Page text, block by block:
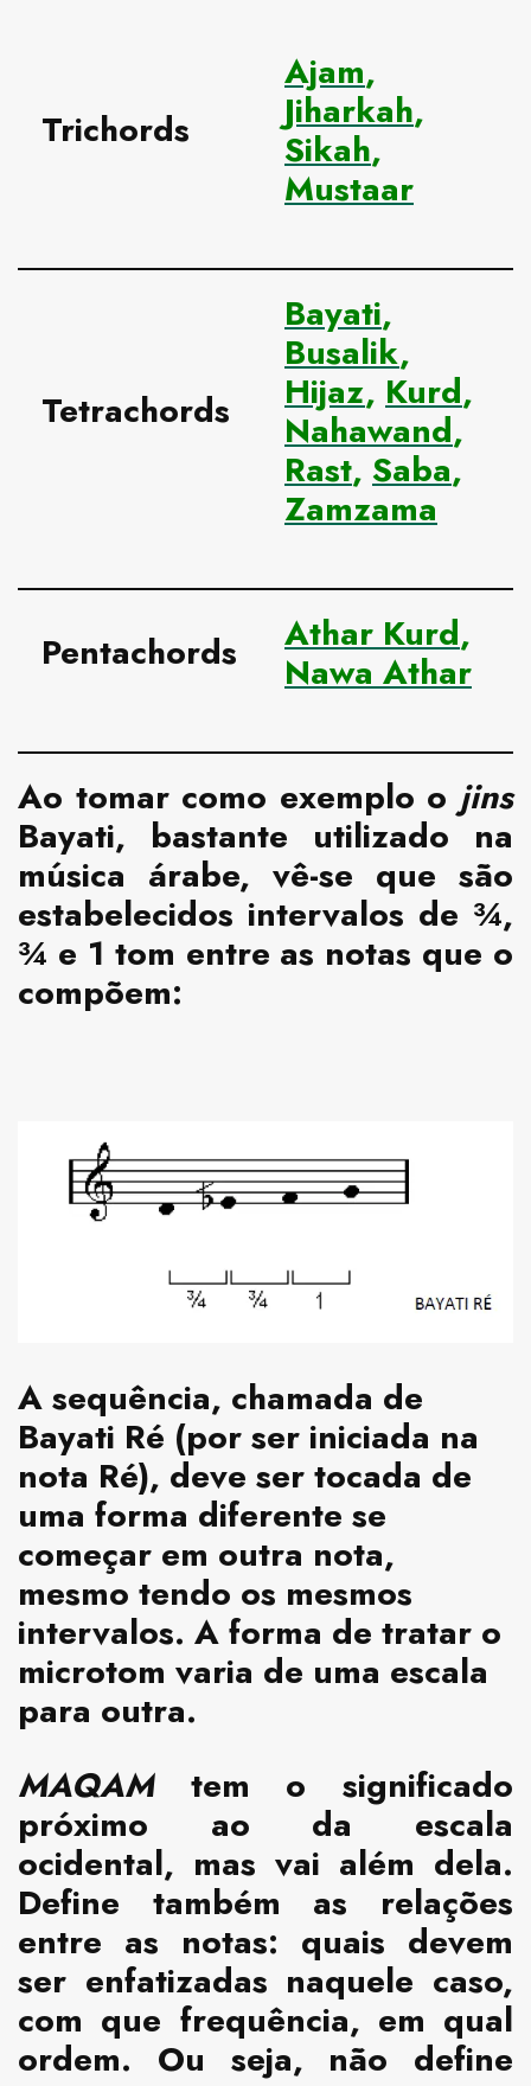
Trichords
Ajam,
Jiharkah,
Sikah,
Mustaar
Tetrachords
Bayati,
Busalik,
Hijaz, Kurd,
Nahawand,
Rast, Saba,
Zamzama
Pentachords Athar Kurd,
Nawa Athar
Ao tomar como exemplo ojins
Bayati, bastante utilizado na
música árabe, vê-se que são
estabelecidos intervalos de ¾,
¾ e 1 tom entre as notas que o
compõem:
A sequência, chamada de
Bayati Ré (por ser iniciada na
nota Ré), deve ser tocada de
uma forma diferente se
começar em outra nota,
mesmo tendo os mesmos
intervalos. A forma de tratar o
microtom varia de uma escala
para outra.
MAQAMtem o significado
próximo ao da escala
ocidental, mas vai além dela.
Define também as relações
entre as notas: quais devem
ser enfatizadas naquele caso,
com que frequência, em qual
ordem. Ou seja, não define